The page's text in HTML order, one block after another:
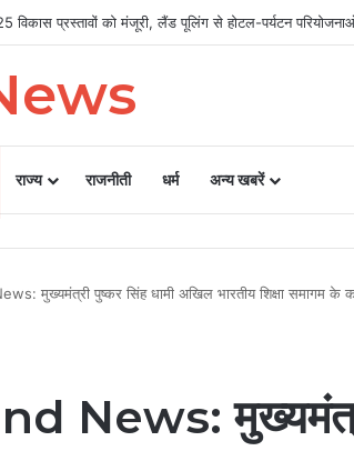
Award 2026: 13 महिलाओं का चयन, 8 अगस्त को सीएम
राज्य राजनीती धर्म अन्य खबरें
मुख्यमंत्री पुष्कर सिंह धामी अखिल भारतीय शिक्षा समागम के
News: